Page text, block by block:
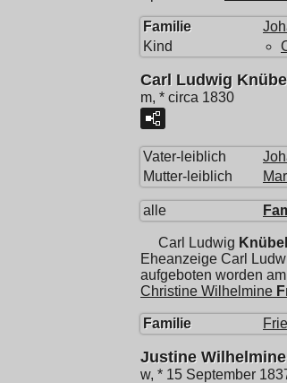
Familie
Kind
Carl Ludwig
m, * circa 1830
Vater-leiblich
Mutter-leiblich
alle
Carl Ludwig Knübel
Eheanzeige Carl
aufgeboten worden
Christine Wilhelmine
Familie
Justine
w, * 15 September